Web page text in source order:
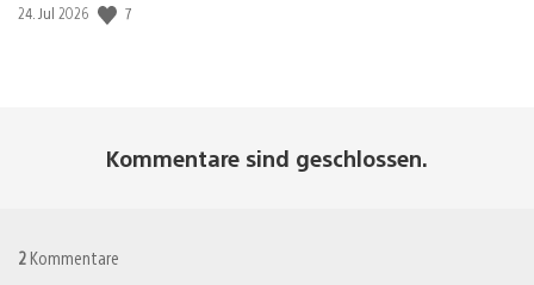
Veröffentlichungsdatum:
24. Jul 2026 7
Kommentare sind geschlossen.
2 Kommentare